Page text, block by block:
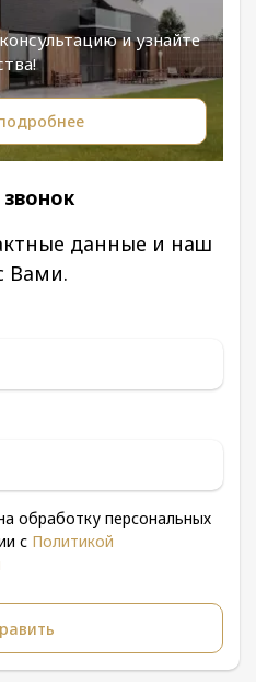
и узнайте
данные и наш
Вами.
обработку персональных
с Политикой